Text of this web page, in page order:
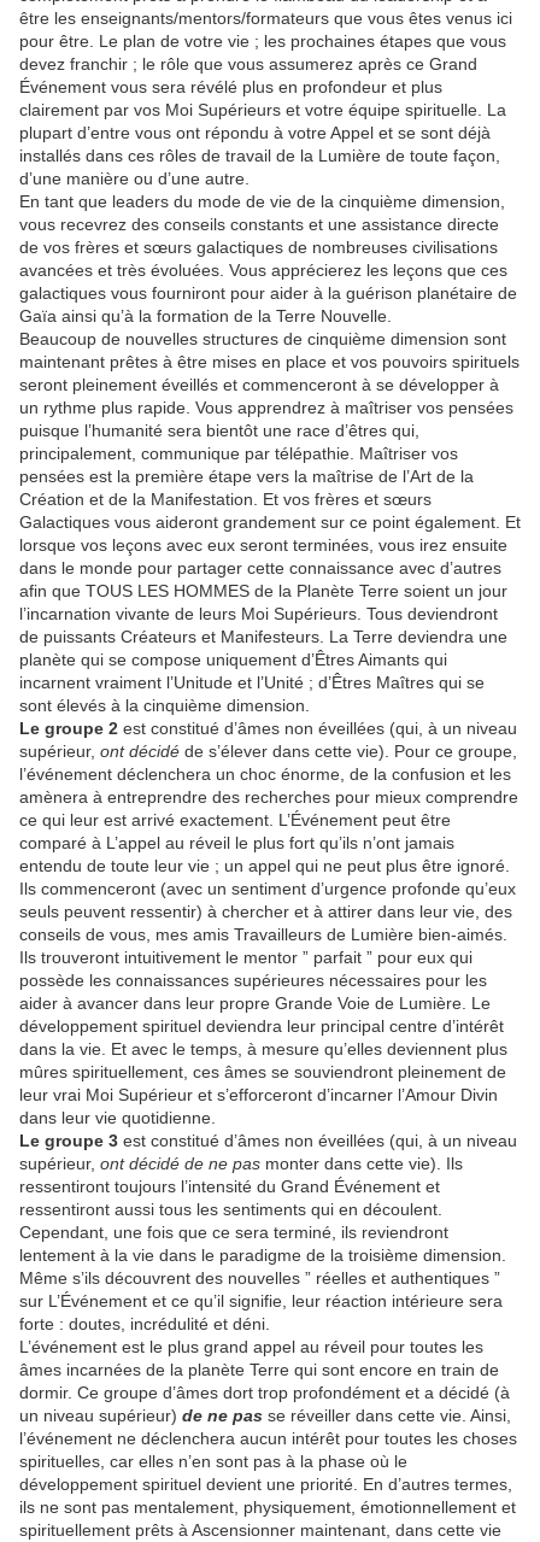
être les enseignants/mentors/formateurs que vous êtes venus ici
pour être. Le plan de votre vie ; les prochaines étapes que vous
devez franchir ; le rôle que vous assumerez après ce Grand
Événement vous sera révélé plus en profondeur et plus
clairement par vos Moi Supérieurs et votre équipe spirituelle. La
plupart d’entre vous ont répondu à votre Appel et se sont déjà
installés dans ces rôles de travail de la Lumière de toute façon,
d’une manière ou d’une autre.
En tant que leaders du mode de vie de la cinquième dimension,
vous recevrez des conseils constants et une assistance directe
de vos frères et sœurs galactiques de nombreuses civilisations
avancées et très évoluées. Vous apprécierez les leçons que ces
galactiques vous fourniront pour aider à la guérison planétaire de
Gaïa ainsi qu’à la formation de la Terre Nouvelle.
Beaucoup de nouvelles structures de cinquième dimension sont
maintenant prêtes à être mises en place et vos pouvoirs spirituels
seront pleinement éveillés et commenceront à se développer à
un rythme plus rapide. Vous apprendrez à maîtriser vos pensées
puisque l’humanité sera bientôt une race d’êtres qui,
principalement, communique par télépathie. Maîtriser vos
pensées est la première étape vers la maîtrise de l’Art de la
Création et de la Manifestation. Et vos frères et sœurs
Galactiques vous aideront grandement sur ce point également. Et
lorsque vos leçons avec eux seront terminées, vous irez ensuite
dans le monde pour partager cette connaissance avec d’autres
afin que TOUS LES HOMMES de la Planète Terre soient un jour
l’incarnation vivante de leurs Moi Supérieurs. Tous deviendront
de puissants Créateurs et Manifesteurs. La Terre deviendra une
planète qui se compose uniquement d’Êtres Aimants qui
incarnent vraiment l’Unitude et l’Unité ; d’Êtres Maîtres qui se
sont élevés à la cinquième dimension.
Le groupe 2 est constitué d’âmes non éveillées (qui, à un niveau
supérieur, ont décidé de s’élever dans cette vie). Pour ce groupe,
l’événement déclenchera un choc énorme, de la confusion et les
amènera à entreprendre des recherches pour mieux comprendre
ce qui leur est arrivé exactement. L’Événement peut être
comparé à L’appel au réveil le plus fort qu’ils n’ont jamais
entendu de toute leur vie ; un appel qui ne peut plus être ignoré.
Ils commenceront (avec un sentiment d’urgence profonde qu’eux
seuls peuvent ressentir) à chercher et à attirer dans leur vie, des
conseils de vous, mes amis Travailleurs de Lumière bien-aimés.
Ils trouveront intuitivement le mentor ” parfait ” pour eux qui
possède les connaissances supérieures nécessaires pour les
aider à avancer dans leur propre Grande Voie de Lumière. Le
développement spirituel deviendra leur principal centre d’intérêt
dans la vie. Et avec le temps, à mesure qu’elles deviennent plus
mûres spirituellement, ces âmes se souviendront pleinement de
leur vrai Moi Supérieur et s’efforceront d’incarner l’Amour Divin
dans leur vie quotidienne.
Le groupe 3 est constitué d’âmes non éveillées (qui, à un niveau
supérieur, ont décidé de ne pas monter dans cette vie). Ils
ressentiront toujours l’intensité du Grand Événement et
ressentiront aussi tous les sentiments qui en découlent.
Cependant, une fois que ce sera terminé, ils reviendront
lentement à la vie dans le paradigme de la troisième dimension.
Même s’ils découvrent des nouvelles ” réelles et authentiques ”
sur L’Événement et ce qu’il signifie, leur réaction intérieure sera
forte : doutes, incrédulité et déni.
L’événement est le plus grand appel au réveil pour toutes les
âmes incarnées de la planète Terre qui sont encore en train de
dormir. Ce groupe d’âmes dort trop profondément et a décidé (à
un niveau supérieur) de ne pas se réveiller dans cette vie. Ainsi,
l’événement ne déclenchera aucun intérêt pour toutes les choses
spirituelles, car elles n’en sont pas à la phase où le
développement spirituel devient une priorité. En d’autres termes,
ils ne sont pas mentalement, physiquement, émotionnellement et
spirituellement prêts à Ascensionner maintenant, dans cette vie